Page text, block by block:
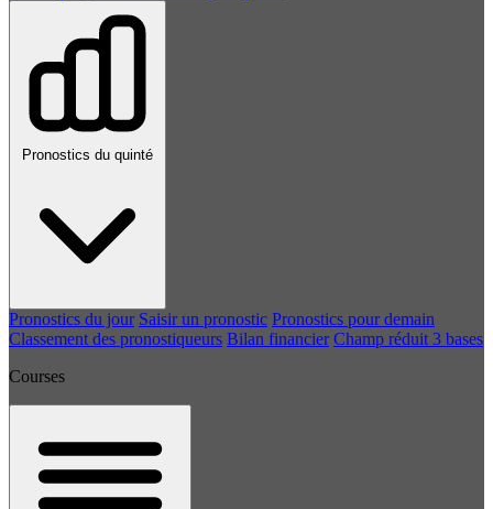
Pronostics du quinté
Pronostics du jour Saisir un pronostic Pronostics pour demain
Classement des pronostiqueurs Bilan financier Champ réduit 3 bases
Courses